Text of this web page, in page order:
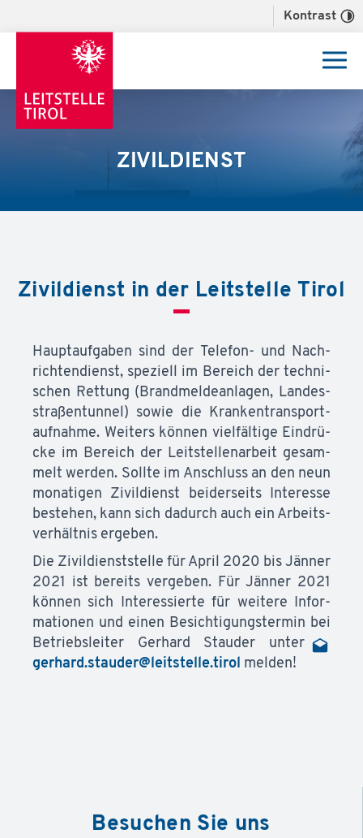
Kontrast
ZIVILDIENST
Zivildienst in der Leitstelle Tirol
Haupt­auf­ga­ben sind der Te­le­fon- und Nach­
rich­ten­dienst, spe­zi­ell im Be­reich der tech­ni­
schen Ret­tung (Brand­mel­de­an­la­gen, Lan­des­
stra­ßen­tun­nel) so­wie die Kran­ken­trans­port­
auf­nah­me. Wei­ters kön­nen viel­fäl­ti­ge Ein­drü­
cke im Be­reich der Leit­stel­len­ar­beit ge­sam­
melt wer­den. Soll­te im An­schluss an den neun
mo­na­ti­gen Zi­vil­dienst bei­der­seits In­ter­es­se
be­ste­hen, kann sich da­durch auch ein Ar­beits­
ver­hält­nis er­ge­ben.
Die Zi­vil­dienst­stel­le für April 2020 bis Jän­ner
2021 ist be­reits ver­ge­ben. Für Jän­ner 2021
kön­nen sich In­ter­es­sier­te für wei­te­re In­for­
ma­tio­nen und ei­nen Be­sich­ti­gungs­ter­min bei
Be­triebs­lei­ter Ger­hard Stau­der un­ter
gerhard.stauder@leitstelle.tirol mel­den!
Besuchen Sie uns